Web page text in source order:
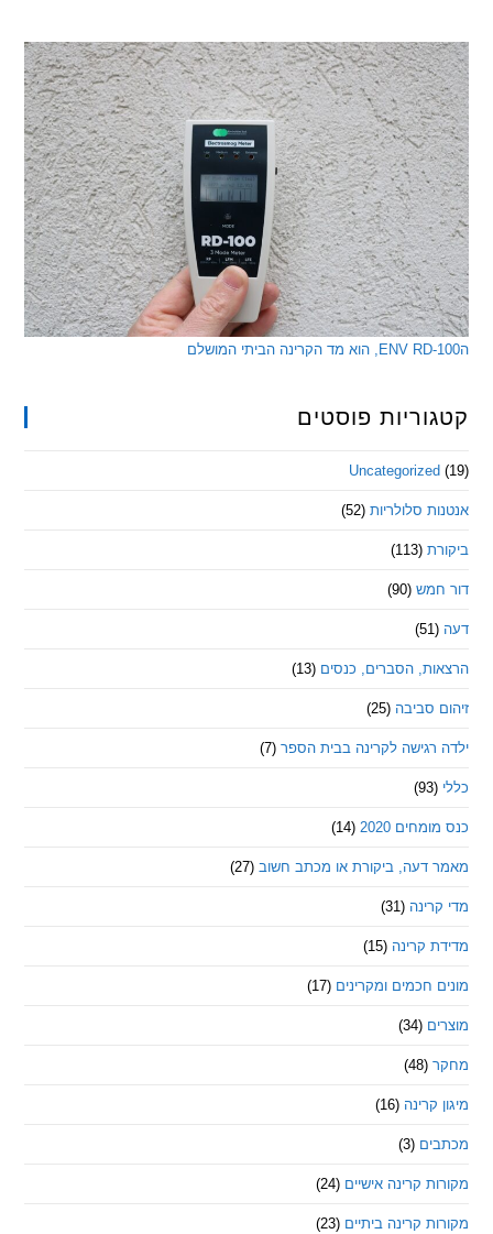
פוסטים
סלולריות (52)
(90)
הסברים, כנסים (13)
סביבה (25)
לקרינה בבית הספר (7)
2020
(14)
ביקורת או מכתב חשוב (27)
(31)
קרינה (15)
חכמים ומקרינים (17)
(16)
קרינה אישיים (24)
קרינה ביתיים (23)